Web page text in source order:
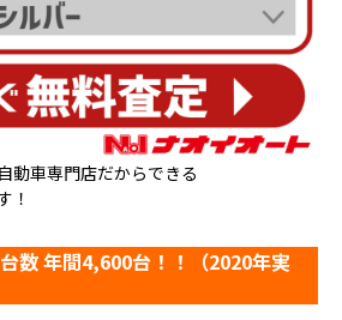
動車専門店だからできる
！
数 年間4,600台！！（2020年実